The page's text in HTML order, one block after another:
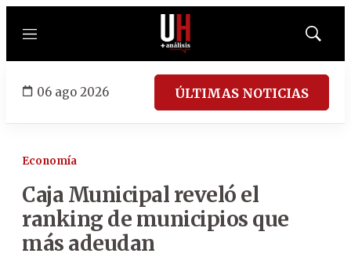
Menú
Mostrar
06 ago 2026 ÚLTIMAS NOTICIAS
Economía
Caja Municipal reveló el
ranking de municipios que
más adeudan